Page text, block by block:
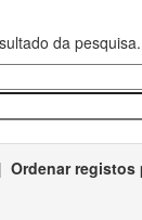
da pesquisa.
| Ordenar registos